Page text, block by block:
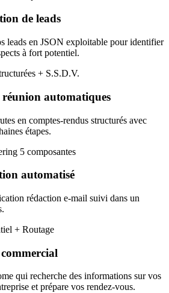
de leads
leads en JSON exploitable pour identifier
à fort potentiel.
+ S.S.D.V.
réunion automatiques
en comptes-rendus structurés avec
étapes.
5 composantes
automatisé
rédaction e-mail suivi dans un
+ Routage
qui recherche des informations sur vos
et prépare vos rendez-vous.